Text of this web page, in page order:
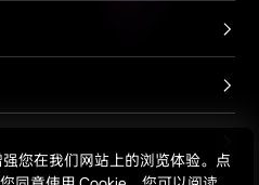
您在我们网站上的浏览体验。点